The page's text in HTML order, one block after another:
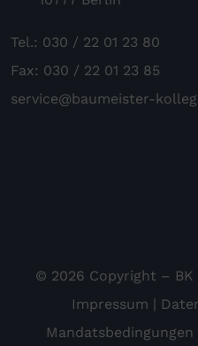
Tel.: 030 / 22 01 23 80
Fax: 030 / 22 01 23 85
service@baumeister-
© 2026 Copyright – BK
Impressum |
Mandatsbedingungen